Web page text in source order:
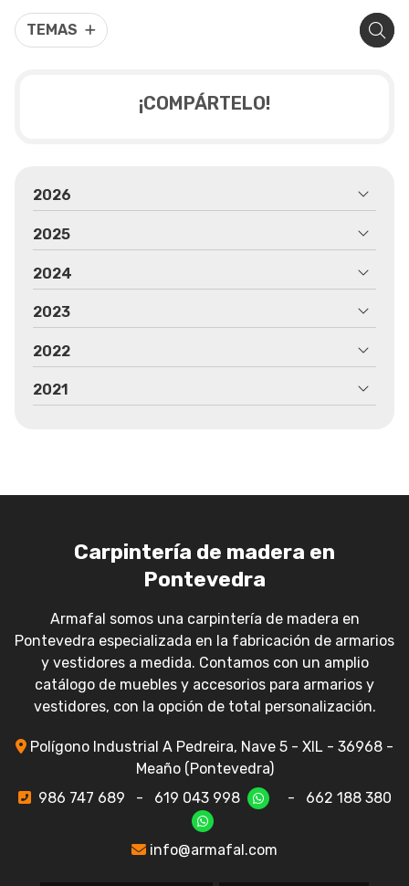
TEMAS
¡COMPÁRTELO!
2026
2025
2024
2023
2022
2021
Carpintería de madera en
Pontevedra
Armafal somos una carpintería de madera en
Pontevedra especializada en la fabricación de armarios
y vestidores a medida. Contamos con un amplio
catálogo de muebles y accesorios para armarios y
vestidores, con la opción de total personalización.
Polígono Industrial A Pedreira, Nave 5 - XIL - 36968 -
Meaño (Pontevedra)
986 747 689
- 619 043 998 - 662 188 380
info@armafal.com